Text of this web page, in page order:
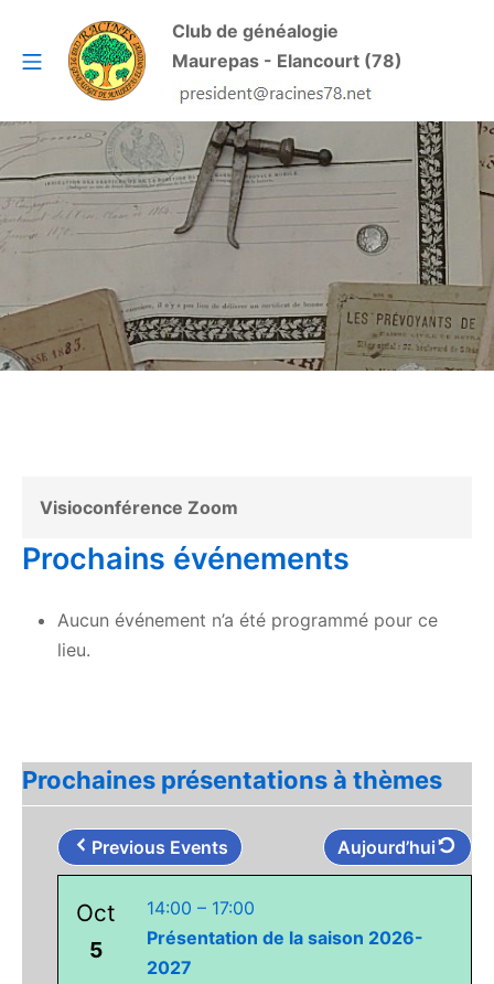
contenu
Menu mobile
RACINES
Club de généalogie
Maurepas - Elancourt (78)
Visioconférence Zoom
Prochains événements
Aucun événement n’a été programmé pour ce
lieu.
Prochaines présentations à thèmes
Previous Events Aujourd’hui
Oct
5
14:00 – 17:00
Présentation de la saison 2026-
2027